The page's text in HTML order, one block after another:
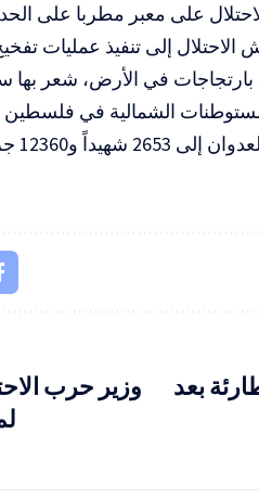
على معبر مطربا على
إلى تنفيذ عمليات
في الأرض، شعر بها
الشمالية في فلسطين
و12360 جريحاً.
بعد
وزير حرب